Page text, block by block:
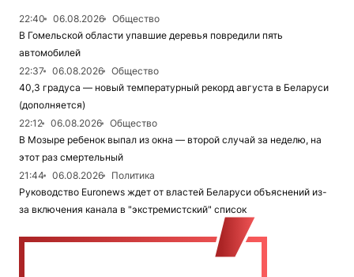
22:40 06.08.2026
Общество
В Гомельской области упавшие деревья повредили пять
автомобилей
22:37
06.08.2026
Общество
40,3 градуса — новый температурный рекорд августа в Беларуси
(дополняется)
22:12
06.08.2026
Общество
В Мозыре ребенок выпал из окна — второй случай за неделю, на
этот раз смертельный
21:44
06.08.2026
Политика
Руководство Euronews ждет от властей Беларуси объяснений из-
за включения канала в "экстремистский" список